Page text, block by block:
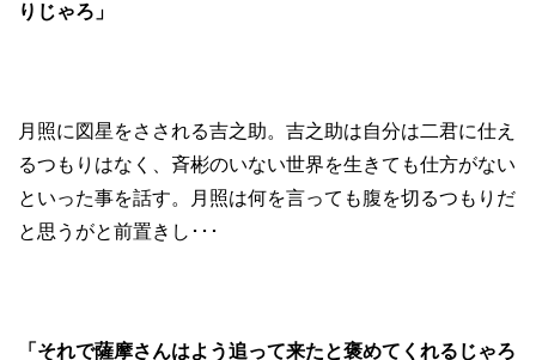
りじゃろ」
月照に図星をさされる吉之助。吉之助は自分は二君に仕え
るつもりはなく、斉彬のいない世界を生きても仕方がない
といった事を話す。月照は何を言っても腹を切るつもりだ
と思うがと前置きし･･･
「それで薩摩さんはよう追って来たと褒めてくれるじゃろ